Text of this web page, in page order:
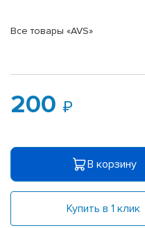
Все товары «AVS»
200
В корзину
Купить в 1 клик